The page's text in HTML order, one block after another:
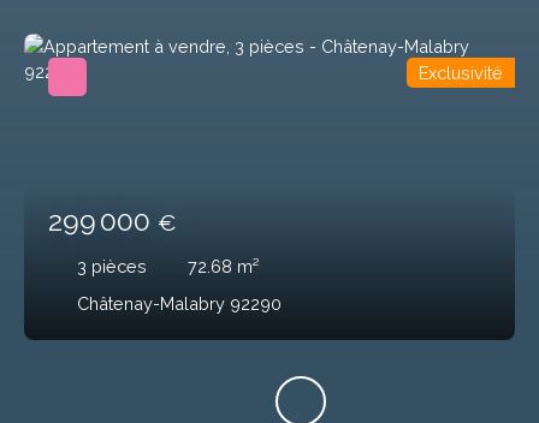
299 000 €
3 pièces 72.68 m²
Châtenay-Malabry 92290
Exclusivité